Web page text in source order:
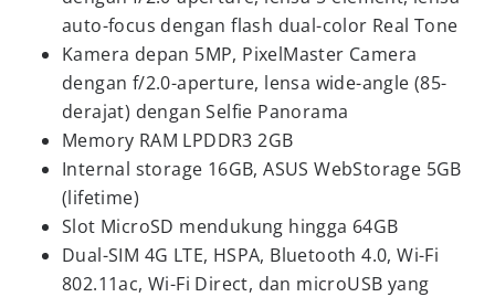
auto-focus dengan flash dual-color Real Tone
Kamera depan 5MP, PixelMaster Camera
dengan f/2.0-aperture, lensa wide-angle (85-
derajat) dengan Selfie Panorama
Memory RAM LPDDR3 2GB
Internal storage 16GB, ASUS WebStorage 5GB
(lifetime)
Slot MicroSD mendukung hingga 64GB
Dual-SIM 4G LTE, HSPA, Bluetooth 4.0, Wi-Fi
802.11ac, Wi-Fi Direct, dan microUSB yang